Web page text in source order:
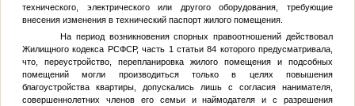
технического, электрического или другого оборудования, требующие
внесения изменения в технический паспорт жилого помещения.
На период возникновения спорных правоотношений действовал
Жилищного кодекса РСФСР, часть 1 статьи 84 которого предусматривала,
что, переустройство, перепланировка жилого помещения и подсобных
помещений могли производиться только в целях повышения
благоустройства квартиры, допускались лишь с согласия нанимателя,
совершеннолетних членов его семьи и наймодателя и с разрешения